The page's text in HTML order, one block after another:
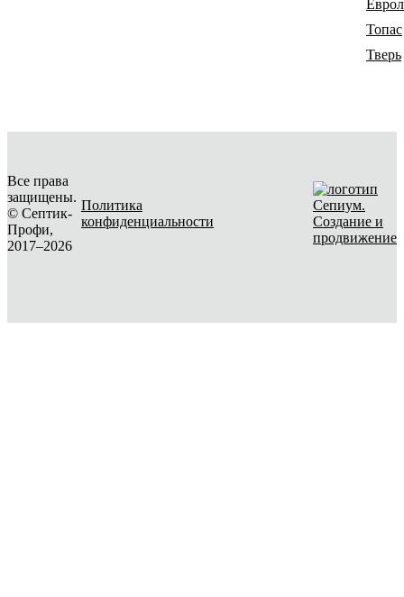
Топас
Тверь
Все права
защищены.
© Септик-
Профи,
2017–2026
Политика
конфиденциальности
Создание и
продвижение